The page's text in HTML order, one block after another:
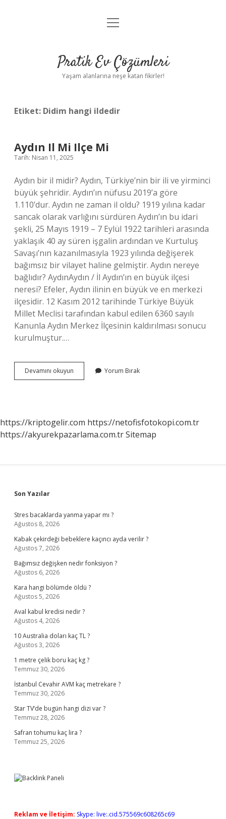
Anasayfa
Yasal Uyarı
menüyü
Pratik Ev Çözümleri
Yaşam alanlarına neşe katan fikirler!
Etiket: Didim hangi ildedir
Aydın Il Mi Ilçe Mi
Tarih: Nisan 11, 2025
Aydın bir il midir? Aydın, Türkiye’nin bir ili ve yirminci
büyük şehridir. Aydın’ın nüfusu 2019’a göre
1.110’dur. Aydın ne zaman il oldu? 1919 yılına kadar
sancak olarak varlığını sürdüren Aydın’ın bu idari
şekli, 25 Mayıs 1919 – 7 Eylül 1922 tarihleri ​​arasında
yaklaşık 40 ay süren işgalin ardından ve Kurtuluş
Savaşı’nın kazanılmasıyla 1923 yılında değişerek
bağımsız bir vilayet haline gelmiştir. Aydın nereye
bağlıdır? AydınAydın / İl Aydın’ın en büyük ilçesi
neresi? Efeler, Aydın ilinin en büyük ve en merkezi
ilçesidir. 12 Kasım 2012 tarihinde Türkiye Büyük
Millet Meclisi tarafından kabul edilen 6360 sayılı
Kanunla Aydın Merkez İlçesinin kaldırılması sonucu
kurulmuştur.…
Devamını okuyun
Il
Yorum Bırak
https://kriptogelir.com https://netofisfotokopi.com.tr
https://akyurekpazarlama.com.trSitemap
Sidebar
Son Yazılar
Stres bacaklarda yanma yapar mı ?
Ağustos 8, 2026
Kabak çekirdeği bebeklere kaçıncı ayda verilir ?
Ağustos 7, 2026
Bağımsız değişken nedir fonksiyon ?
Ağustos 6, 2026
Kara hangi bölümde öldü ?
Ağustos 5, 2026
Aval kabul kredisi nedir ?
Ağustos 4, 2026
10 Australia doları kaç TL ?
Ağustos 3, 2026
1 metre çelik boru kaç kg ?
Temmuz 30, 2026
İstanbul Cevahir AVM kaç metrekare ?
Temmuz 30, 2026
Star TV’de bugün hangi dizi var ?
Temmuz 28, 2026
Safran tohumu kaç lira ?
Temmuz 25, 2026
Reklam ve İletişim: Skype: live:.cid.575569c608265c69